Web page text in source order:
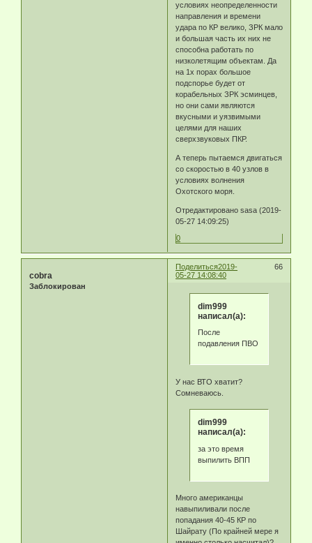
условиях неопределенности
направления и времени
удара по КР велико, ЗРК мало
и большая часть их них не
способна работать по
низколетящим объектам. Да
на 1х порах большое
подспорье будет от
корабельных ЗРК эсминцев,
но они сами являются
вкусными и уязвимыми
целями для наших
сверхзвуковых ПКР.
А теперь пытаемся двигаться
со скоростью в 40 узлов в
условиях волнения
Охотского моря.
Отредактировано sasa (2019-
05-27 14:09:25)
0
Поделиться 66
2019-
05-27 14:08:40
cobra
Заблокирован
dim999
написал(а):
После
подавления ПВО
У нас ВТО хватит?
Сомневаюсь.
dim999
написал(а):
за это время
выпилить ВПП
Много американцы
навыпиливали после
попадания 40-45 КР по
Шайрату (По крайней мере я